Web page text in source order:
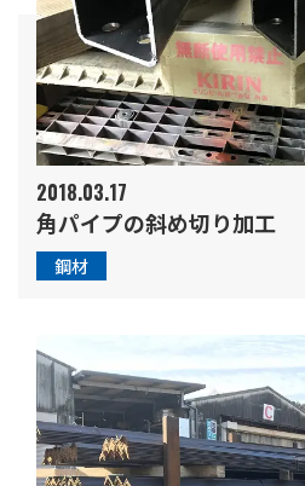
2018.03.17
角パイプの斜め切り加工
鋼材